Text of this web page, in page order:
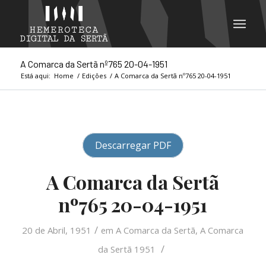
A Comarca da Sertã nº765 20-04-1951
Está aqui: Home / Edições / A Comarca da Sertã nº765 20-04-1951
Descarregar PDF
A Comarca da Sertã
nº765 20-04-1951
20 de Abril, 1951 / emA Comarca da Sertã,A Comarca
da Sertã 1951
/